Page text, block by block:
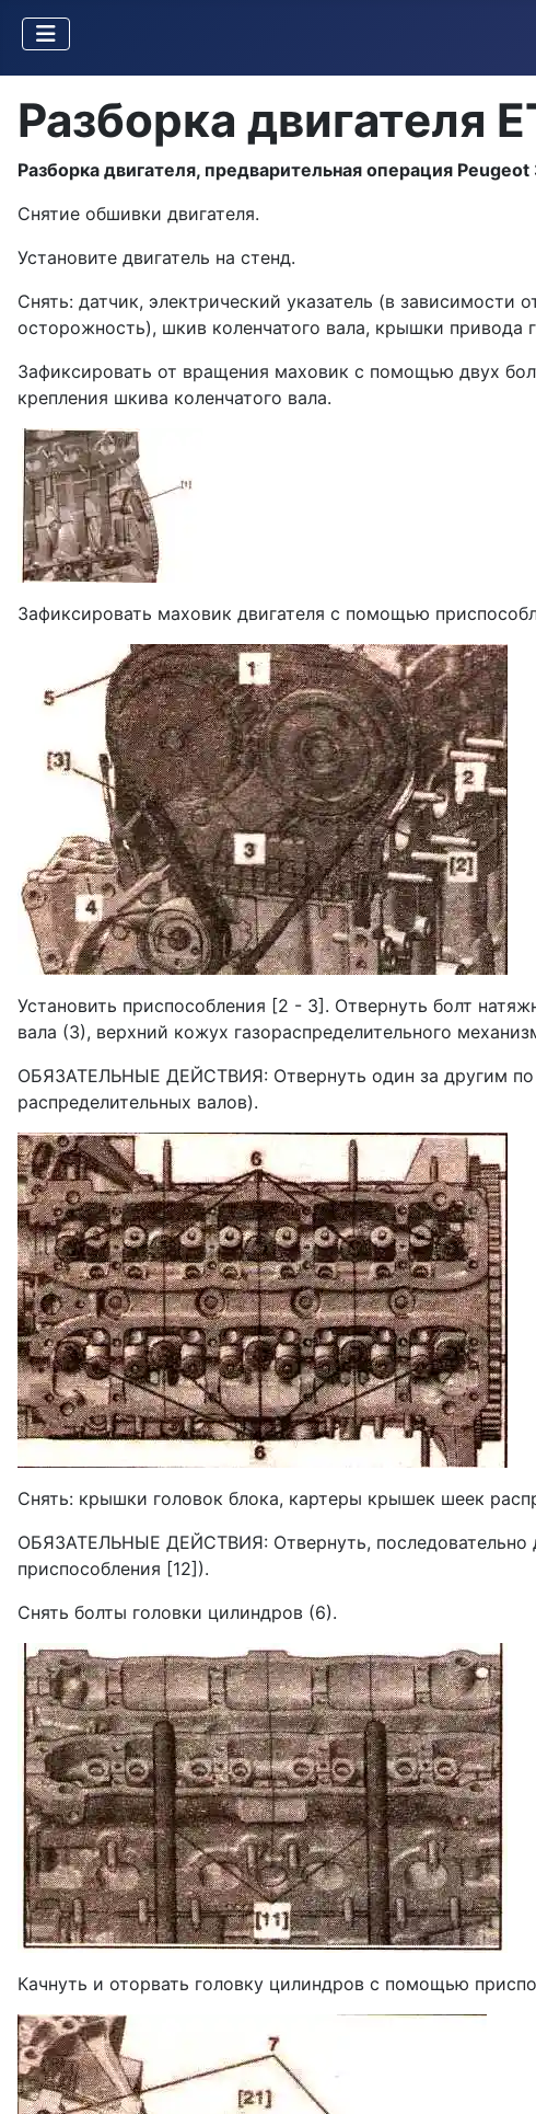
Разборка двигателя
Разборка двигателя, предварительная операция Peugeot
Снятие обшивки двигателя.
Установите двигатель на стенд.
Снять: датчик, электрический указатель (в
осторожность), шкив коленчатого вала, крышки привода
Зафик­сировать от вращения маховик с помощью двух
крепления шкива коленчатого вала.
Зафиксировать маховик двигателя с по­мощью
Установить приспособления [2 - 3]. От­вернуть болт
вала (3), верхний кожух газораспределительного
ОБЯЗАТЕЛЬНЫЕ ДЕЙСТВИЯ: Отвернуть один за другим по
распределительных валов).
Снять: крышки головок блока, картеры крышек шеек
ОБЯЗАТЕЛЬНЫЕ ДЕЙСТВИЯ: Отвернуть, по­следовательно
приспособления [12]).
Снять болты головки цилиндров (6).
Качнуть и оторвать головку цилиндров с помощью